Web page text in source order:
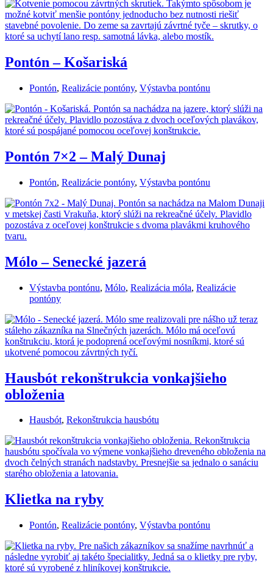
Pontón – Košariská
Pontón, Realizácie pontóny, Výstavba pontónu
Pontón 7×2 – Malý Dunaj
Pontón, Realizácie pontóny, Výstavba pontónu
Mólo – Senecké jazerá
Výstavba pontónu, Mólo, Realizácia móla, Realizácie
pontóny
Hausbót rekonštrukcia vonkajšieho
obloženia
Hausbót, Rekonštrukcia hausbótu
Klietka na ryby
Pontón, Realizácie pontóny, Výstavba pontónu